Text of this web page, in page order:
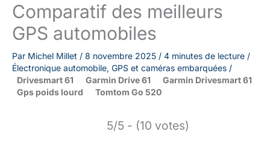
Comparatif des meilleurs
GPS automobiles
Par Michel Millet / 8 novembre 2025 / 4 minutes de lecture /
Électronique automobile, GPS et caméras embarquées /
Drivesmart 61
Garmin Drive 61
Garmin Drivesmart 61
Gps poids lourd
Tomtom Go 520
5/5 - (10 votes)